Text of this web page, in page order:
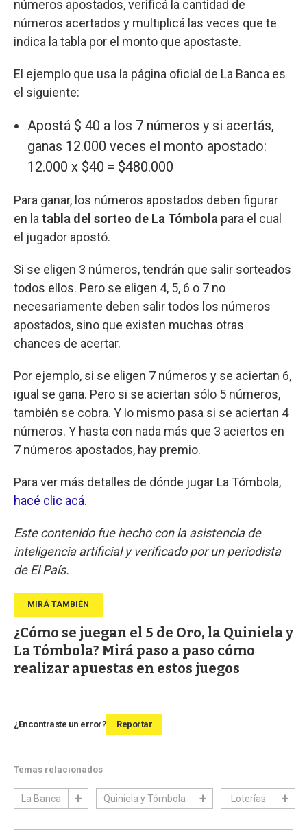
números apostados, verificá la cantidad de
números acertados y multiplicá las veces que te
indica la tabla por el monto que apostaste.
El ejemplo que usa la página oficial de La Banca es
el siguiente:
Apostá $ 40 a los 7 números y si acertás,
ganas 12.000 veces el monto apostado:
12.000 x $40 = $480.000
Para ganar, los números apostados deben figurar
en la tabla del sorteo de La Tómbola para el cual
el jugador apostó.
Si se eligen 3 números, tendrán que salir sorteados
todos ellos. Pero se eligen 4, 5, 6 o 7 no
necesariamente deben salir todos los números
apostados, sino que existen muchas otras
chances de acertar.
Por ejemplo, si se eligen 7 números y se aciertan 6,
igual se gana. Pero si se aciertan sólo 5 números,
también se cobra. Y lo mismo pasa si se aciertan 4
números. Y hasta con nada más que 3 aciertos en
7 números apostados, hay premio.
Para ver más detalles de dónde jugar La Tómbola,
hacé clic acá.
Este contenido fue hecho con la asistencia de
inteligencia artificial y verificado por un periodista
de El País.
¿Cómo se juegan el 5 de Oro, la Quiniela y
La Tómbola? Mirá paso a paso cómo
realizar apuestas en estos juegos
¿Encontraste un error? Reportar
Temas relacionados
La Banca Quiniela y Tómbola Loterías